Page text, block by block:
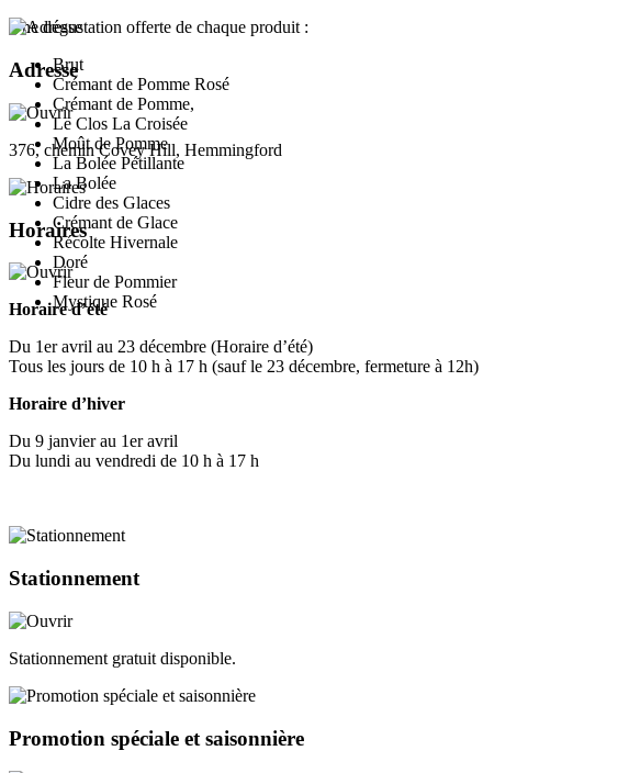
Une dégustation offerte de chaque produit :
Brut
Crémant de Pomme Rosé
Crémant de Pomme,
Le Clos La Croisée
Moût de Pomme
La Bolée Pétillante
La Bolée
Cidre des Glaces
Crémant de Glace
Récolte Hivernale
Doré
Fleur de Pommier
Mystique Rosé
Adresse
376, chemin Covey Hill, Hemmingford
Horaires
Horaire d’été
Du 1er avril au 23 décembre (Horaire d’été)
Tous les jours de 10 h à 17 h (sauf le 23 décembre, fermeture à 12h)
Horaire d’hiver
Du 9 janvier au 1er avril
Du lundi au vendredi de 10 h à 17 h
Stationnement
Stationnement gratuit disponible.
Promotion spéciale et saisonnière